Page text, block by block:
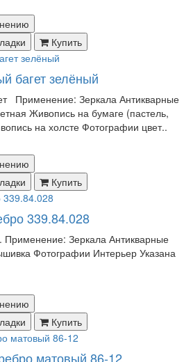
Купить
багет зелёный
Применение: Зеркала Антикварные
Живопись на бумаге (пастель,
на холсте Фотографии цвет..
Купить
339.84.028
Применение: Зеркала Антикварные
Фотографии Интерьер Указана
Купить
матовый 86-12